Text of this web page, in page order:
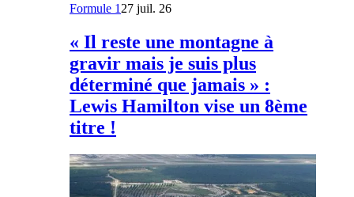
Formule 1 27 juil. 26
« Il reste une montagne à
gravir mais je suis plus
déterminé que jamais » :
Lewis Hamilton vise un 8ème
titre !